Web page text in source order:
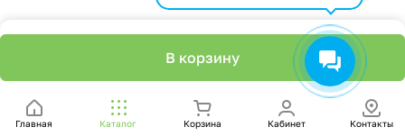
В корзину
Главная Каталог Корзина Кабинет Контакты